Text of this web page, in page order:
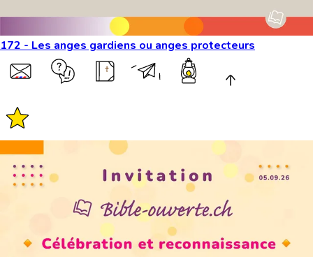
172 - Les anges gardiens ou anges protecteurs